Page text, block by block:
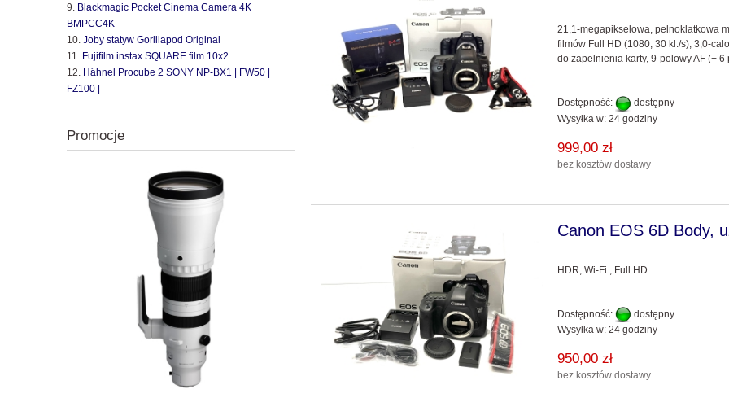
Blackmagic Pocket Cinema Camera 4K
BMPCC4K
Joby statyw Gorillapod Original
Fujifilm instax SQUARE film 10x2
Hähnel Procube 2 SONY NP-BX1 | FW50 |
FZ100 |
Promocje
21,1-megapikselowa, pelnoklatkowa
filmów Full HD (1080, 30 kl./s), 3,0-
do zapelnienia karty, 9-polowy AF (+
Dostępność:
dostępny
Wysyłka w: 24 godziny
999,00 zł
bez kosztów dostawy
Canon EOS 6D Body,
HDR, Wi-Fi , Full HD
Dostępność:
dostępny
Wysyłka w: 24 godziny
950,00 zł
bez kosztów dostawy